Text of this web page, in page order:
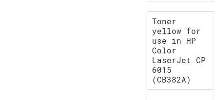
Toner
yellow for
use in HP
Color
LaserJet CP
6015
(CB382A)